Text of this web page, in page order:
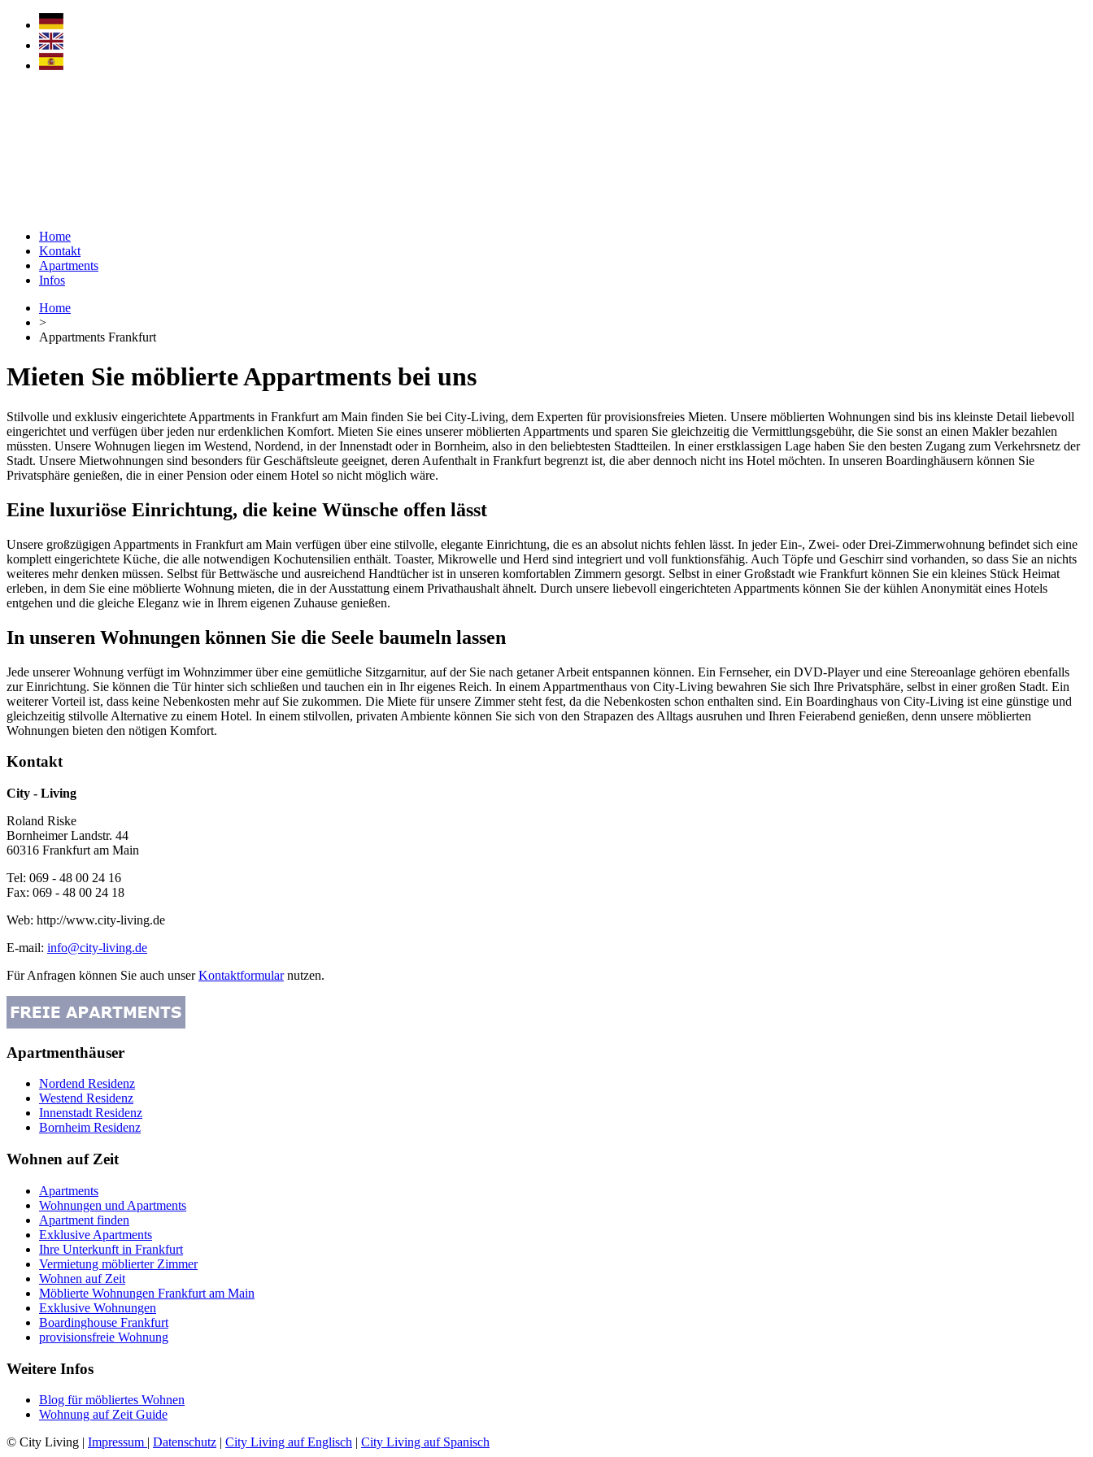
Home
Kontakt
Apartments
Infos
Home
>
Appartments Frankfurt
Mieten Sie möblierte Appartments bei uns
Stilvolle und exklusiv eingerichtete Appartments in Frankfurt am Main finden Sie bei City-Living, dem Experten für provisionsfreies Mieten. Unsere möblierten Wohnungen sind bis ins kleinste Detail liebevoll
eingerichtet und verfügen über jeden nur erdenklichen Komfort. Mieten Sie eines unserer möblierten Appartments und sparen Sie gleichzeitig die Vermittlungsgebühr, die Sie sonst an einen Makler bezahlen
müssten. Unsere Wohnugen liegen im Westend, Nordend, in der Innenstadt oder in Bornheim, also in den beliebtesten Stadtteilen. In einer erstklassigen Lage haben Sie den besten Zugang zum Verkehrsnetz der
Stadt. Unsere Mietwohnungen sind besonders für Geschäftsleute geeignet, deren Aufenthalt in Frankfurt begrenzt ist, die aber dennoch nicht ins Hotel möchten. In unseren Boardinghäusern können Sie
Privatsphäre genießen, die in einer Pension oder einem Hotel so nicht möglich wäre.
Eine luxuriöse Einrichtung, die keine Wünsche offen lässt
Unsere großzügigen Appartments in Frankfurt am Main verfügen über eine stilvolle, elegante Einrichtung, die es an absolut nichts fehlen lässt. In jeder Ein-, Zwei- oder Drei-Zimmerwohnung befindet sich eine
komplett eingerichtete Küche, die alle notwendigen Kochutensilien enthält. Toaster, Mikrowelle und Herd sind integriert und voll funktionsfähig. Auch Töpfe und Geschirr sind vorhanden, so dass Sie an nichts
weiteres mehr denken müssen. Selbst für Bettwäsche und ausreichend Handtücher ist in unseren komfortablen Zimmern gesorgt. Selbst in einer Großstadt wie Frankfurt können Sie ein kleines Stück Heimat
erleben, in dem Sie eine möblierte Wohnung mieten, die in der Ausstattung einem Privathaushalt ähnelt. Durch unsere liebevoll eingerichteten Appartments können Sie der kühlen Anonymität eines Hotels
entgehen und die gleiche Eleganz wie in Ihrem eigenen Zuhause genießen.
In unseren Wohnungen können Sie die Seele baumeln lassen
Jede unserer Wohnung verfügt im Wohnzimmer über eine gemütliche Sitzgarnitur, auf der Sie nach getaner Arbeit entspannen können. Ein Fernseher, ein DVD-Player und eine Stereoanlage gehören ebenfalls
zur Einrichtung. Sie können die Tür hinter sich schließen und tauchen ein in Ihr eigenes Reich. In einem Appartmenthaus von City-Living bewahren Sie sich Ihre Privatsphäre, selbst in einer großen Stadt. Ein
weiterer Vorteil ist, dass keine Nebenkosten mehr auf Sie zukommen. Die Miete für unsere Zimmer steht fest, da die Nebenkosten schon enthalten sind. Ein Boardinghaus von City-Living ist eine günstige und
gleichzeitig stilvolle Alternative zu einem Hotel. In einem stilvollen, privaten Ambiente können Sie sich von den Strapazen des Alltags ausruhen und Ihren Feierabend genießen, denn unsere möblierten
Wohnungen bieten den nötigen Komfort.
Kontakt
City - Living
Roland Riske
Bornheimer Landstr. 44
60316 Frankfurt am Main
Tel: 069 - 48 00 24 16
Fax: 069 - 48 00 24 18
Web: http://www.city-living.de
E-mail: info@city-living.de
Für Anfragen können Sie auch unserKontaktformularnutzen.
Apartmenthäuser
Nordend Residenz
Westend Residenz
Innenstadt Residenz
Bornheim Residenz
Wohnen auf Zeit
Apartments
Wohnungen und Apartments
Apartment finden
Exklusive Apartments
Ihre Unterkunft in Frankfurt
Vermietung möblierter Zimmer
Wohnen auf Zeit
Möblierte Wohnungen Frankfurt am Main
Exklusive Wohnungen
Boardinghouse Frankfurt
provisionsfreie Wohnung
Weitere Infos
Blog für möbliertes Wohnen
Wohnung auf Zeit Guide
© City Living | Impressum | Datenschutz | City Living auf Englisch | City Living auf Spanisch